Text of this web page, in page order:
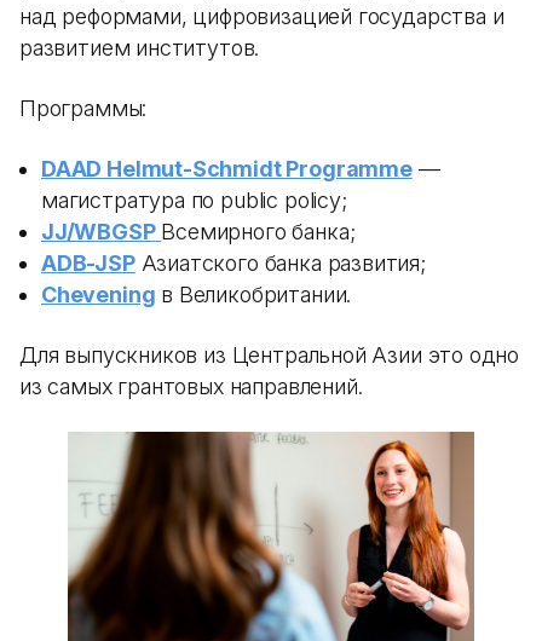
над реформами, цифровизацией государства и
развитием институтов.
Программы:
DAAD Helmut-Schmidt Programme—
магистратура по public policy;
JJ/WBGSP Всемирного банка;
ADB-JSPАзиатского банка развития;
Chevening в Великобритании.
Для выпускников из Центральной Азии это одно
из самых грантовых направлений.